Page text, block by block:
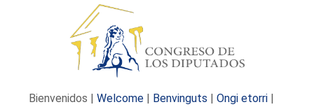
Bienvenidos | Welcome | Benvinguts | Ongi etorri |